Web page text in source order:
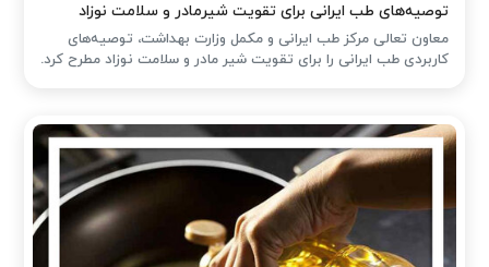
توصیه‌های طب ایرانی برای تقویت شیرمادر و سلامت نوزاد
معاون تعالی مرکز طب ایرانی و مکمل وزارت بهداشت، توصیه‌های
کاربردی طب ایرانی را برای تقویت شیر مادر و سلامت نوزاد مطرح کرد.